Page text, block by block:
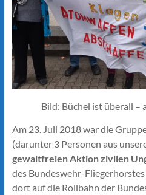
Bild: Büchel ist überall
Am 23. Juli 2018 war die
(darunter 3 Personen aus
gewaltfreien Aktion zivilen
des Bundeswehr-
dort auf die Rollbahn der